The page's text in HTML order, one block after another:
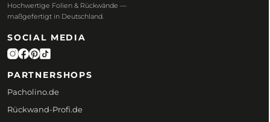
Hochwertige Folien & Rückwände —
maßgefertigt in Deutschland.
SOCIAL MEDIA
PARTNERSHOPS
Pacholino.de
Rückwand-Profi.de